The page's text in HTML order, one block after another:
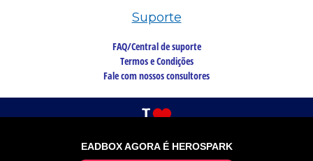
EADBOX AGORA É HEROSPARK
Suporte
FAQ/Central de suporte
Termos e Condições
Fale com nossos consultores
©2026 Copyright, todos os direitos reservados